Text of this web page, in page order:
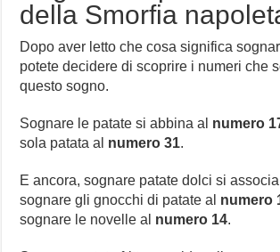
della Smorfia
Dopo aver letto che cosa significa
potete decidere di scoprire i numeri che
questo sogno.
Sognare le patate si abbina al numero
sola patata al numero 31.
E ancora, sognare patate dolci si associa
sognare gli gnocchi di patate al numero
sognare le novelle al numero 14.